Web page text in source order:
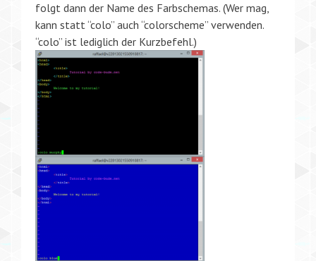
folgt dann der Name des Farbschemas. (Wer mag,
kann statt “colo” auch “colorscheme” verwenden.
“colo” ist lediglich der Kurzbefehl.)